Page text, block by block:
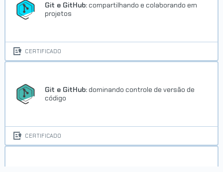
Git e GitHub: compartilhando e colaborando em
projetos
CERTIFICADO
Git e GitHub: dominando controle de versão de
código
CERTIFICADO